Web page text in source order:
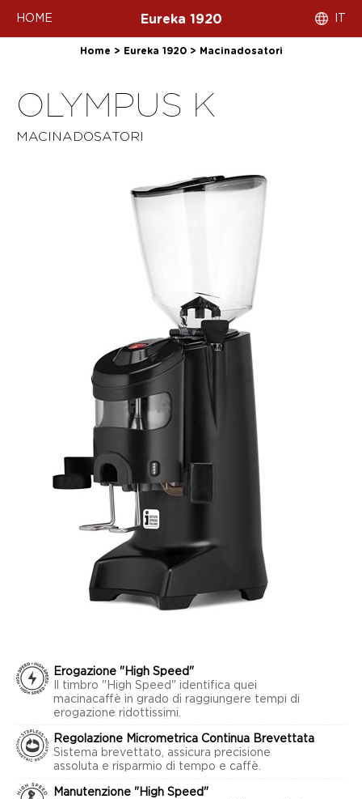
HOME Eureka 1920
Home > Eureka 1920> Macinadosatori
OLYMPUS K
MACINADOSATORI
Erogazione "High Speed"
Il timbro "High Speed" identifica quei
macinacaffè in grado di raggiungere tempi di
erogazione ridottissimi.
Regolazione Micrometrica Continua Brevettata
Sistema brevettato, assicura precisione
assoluta e risparmio di tempo e caffè.
Manutenzione "High Speed"